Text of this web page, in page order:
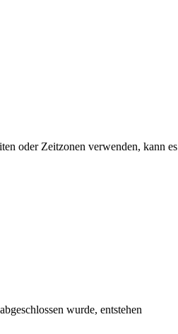
oder Zeitzonen verwenden, kann es
wurde, entstehen